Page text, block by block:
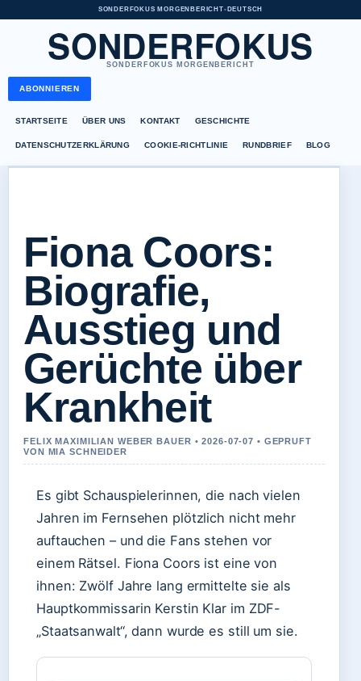
SONDERFOKUS MORGENBERICHT• DEUTSCH
SONDERFOKUS
SONDERFOKUS MORGENBERICHT
ABONNIEREN
STARTSEITE ÜBER UNS KONTAKT GESCHICHTE
DATENSCHUTZERKLÄRUNG COOKIE-RICHTLINIE RUNDBRIEF BLOG
Fiona Coors:
Biografie,
Ausstieg und
Gerüchte über
Krankheit
FELIX MAXIMILIAN WEBER BAUER • 2026-07-07 • GEPRUFT
VON MIA SCHNEIDER
Es gibt Schauspielerinnen, die nach vielen
Jahren im Fernsehen plötzlich nicht mehr
auftauchen – und die Fans stehen vor
einem Rätsel. Fiona Coors ist eine von
ihnen: Zwölf Jahre lang ermittelte sie als
Hauptkommissarin Kerstin Klar im ZDF-
„Staatsanwalt“, dann wurde es still um sie.